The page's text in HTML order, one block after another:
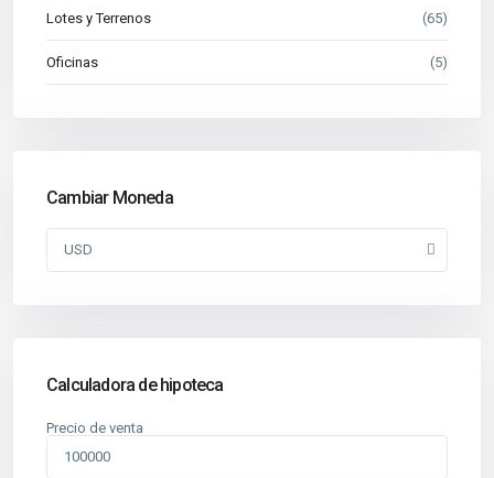
Lotes y Terrenos (65)
Oficinas (5)
Cambiar Moneda
USD
Calculadora de hipoteca
Precio de venta